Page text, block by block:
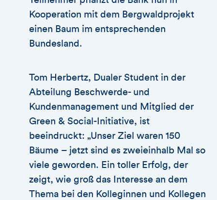
Kooperation mit dem Bergwaldprojekt
einen Baum im entsprechenden
Bundesland.
Tom Herbertz, Dualer Student in der
Abteilung Beschwerde- und
Kundenmanagement und Mitglied der
Green & Social-Initiative, ist
beeindruckt: „Unser Ziel waren 150
Bäume – jetzt sind es zweieinhalb Mal so
viele geworden. Ein toller Erfolg, der
zeigt, wie groß das Interesse an dem
Thema bei den Kolleginnen und Kollegen